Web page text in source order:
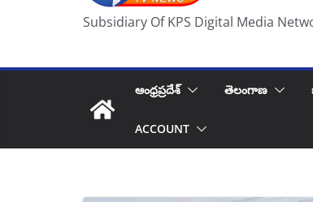
Subsidiary Of KPS Digital Media
ఆంధ్రప్రదేశ్ తెలంగాణ
ACCOUNT